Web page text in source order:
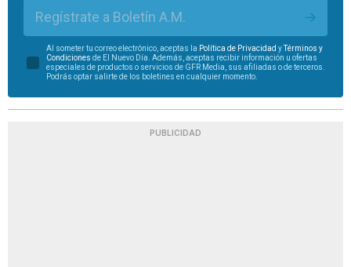
Regístrate a Boletín A.M.
Al someter tu correo electrónico, aceptas la Política de Privacidad yTérminos y
Condiciones de El Nuevo Día. Además, aceptas recibir información u ofertas
especiales de productos o servicios de GFR Media, sus afiliadas o de terceros.
Podrás optar salirte de los boletines en cualquier momento.
PUBLICIDAD